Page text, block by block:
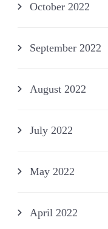
October 2022
September 2022
August 2022
July 2022
May 2022
April 2022